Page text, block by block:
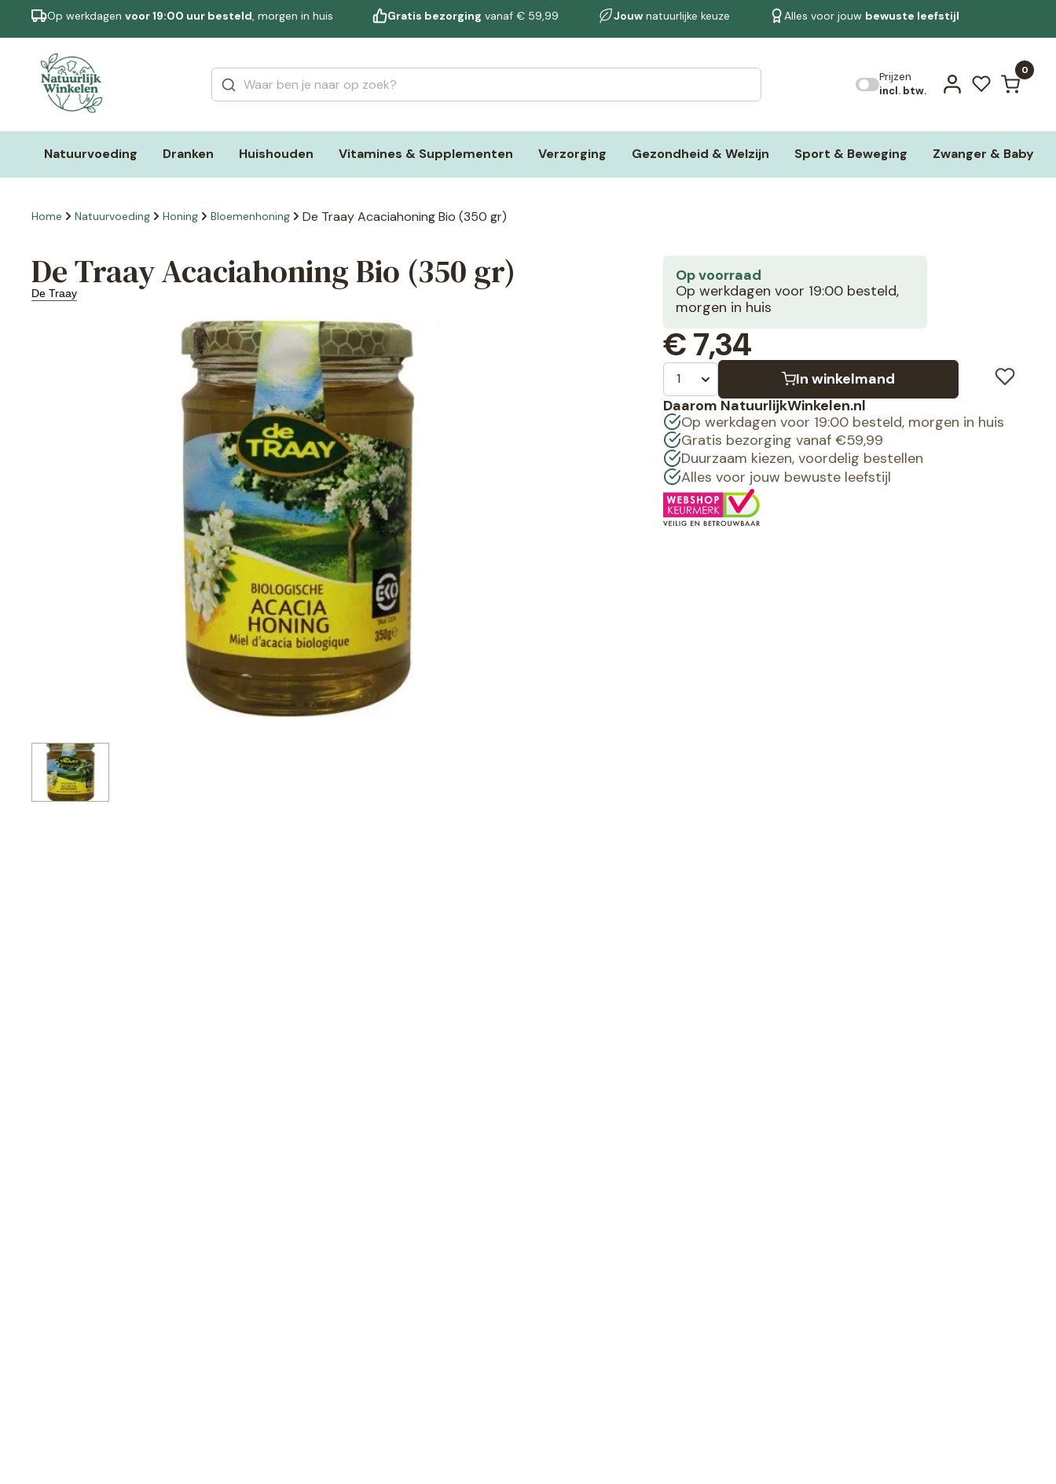
Op werkdagen voor 19:00 uur besteld, morgen in huis Gratis bezorging vanaf € 59,99 Jouwnatuurlijke keuze Alles voor jouw bewuste leefstijl
Prijzen
incl. btw.
0
Natuurvoeding Dranken Huishouden Vitamines & Supplementen Verzorging Gezondheid & Welzijn Sport & Beweging Zwanger & Baby
Bekijk alle resultaten
Home Natuurvoeding Honing Bloemenhoning De Traay Acaciahoning Bio (350 gr)
De Traay Acaciahoning Bio (350 gr)
De Traay
Op voorraad
Op werkdagen voor 19:00 besteld,
morgen in huis
€7,34
In winkelmand
Daarom NatuurlijkWinkelen.nl
Op werkdagen voor 19:00 besteld, morgen in huis
Gratis bezorging vanaf €59,99
Duurzaam kiezen, voordelig bestellen
Alles voor jouw bewuste leefstijl